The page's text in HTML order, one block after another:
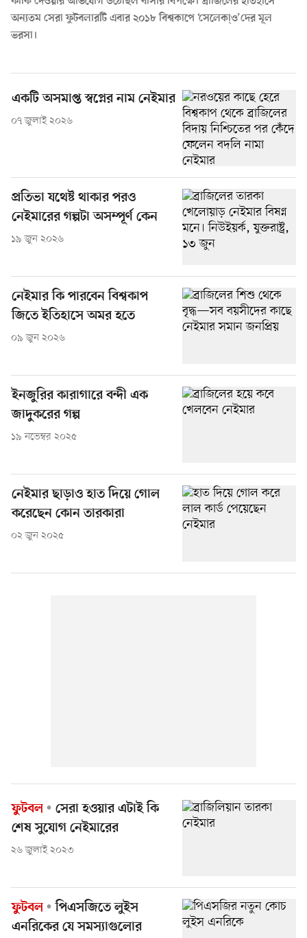
অন্যতম সেরা ফুটবলারটি এবার ২০১৮ বিশ্বকাপে ‘সেলেকা্ও’দের মূল
ভরসা।
একটি অসমাপ্ত স্বপ্নের নাম নেইমার
০৭ জুলাই ২০২৬
প্রতিভা যথেষ্ট থাকার পরও
নেইমারের গল্পটা অসম্পূর্ণ কেন
১৯ জুন ২০২৬
নেইমার কি পারবেন বিশ্বকাপ
জিতে ইতিহাসে অমর হতে
০৯ জুন ২০২৬
ইনজুরির কারাগারে বন্দী এক
জাদুকরের গল্প
১৯ নভেম্বর ২০২৫
নেইমার ছাড়াও হাত দিয়ে গোল
করেছেন কোন তারকারা
০২ জুন ২০২৫
ফুটবল
সেরা হওয়ার এটাই কি
শেষ সুযোগ নেইমারের
২৬ জুলাই ২০২৩
ফুটবল
পিএসজিতে লুইস
এনরিকের যে সমস্যাগুলোর